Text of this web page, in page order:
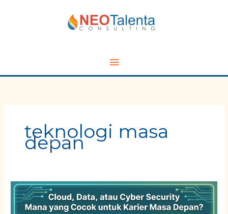
Menu
teknologi masa
depan
Cloud,
Data,
atau